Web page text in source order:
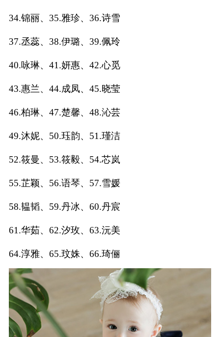
蛇年起名
龙年起名
兔年起名
取
名
字
典
宝
取
名
名
打
分
生
起
名
大
起
名
34.锦丽、35.雅珍、36.诗雪
37.丞蕊、38.伊璐、39.佩玲
40.咏琳、41.妍惠、42.心觅
43.惠兰、44.成凤、45.晓莹
46.柏琳、47.楚馨、48.沁芸
49.沐妮、50.珏韵、51.瑾洁
52.筱曼、53.筱毅、54.芯岚
55.芷颖、56.语琴、57.雪媛
58.韫韬、59.丹冰、60.丹宸
61.华茹、62.汐玫、63.沅美
64.淳雅、65.玟姝、66.琦俪